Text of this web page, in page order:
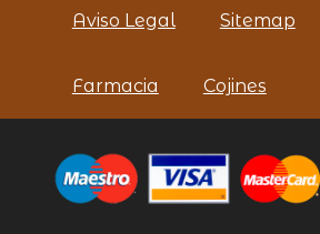
Aviso Legal Sitemap
Farmacia Cojines